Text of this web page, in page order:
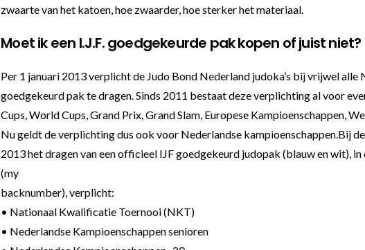
zwaarte van het katoen, hoe zwaarder, hoe sterker het materiaal.
Moet ik een I.J.F. goedgekeurde pak kopen of juist niet?
Per 1 januari 2013 verplicht de Judo Bond Nederland judoka’s bij vrijwel alle
goedgekeurd pak te dragen. Sinds 2011 bestaat deze verplichting al voor
Cups, World Cups, Grand Prix, Grand Slam, Europese Kampioenschappen,
Nu geldt de verplichting dus ook voor Nederlandse kampioenschappen.Bij
2013 het dragen van een officieel IJF goedgekeurd judopak (blauw en wit),
(my
backnumber), verplicht:
• Nationaal Kwalificatie Toernooi (NKT)
• Nederlandse Kampioenschappen senioren